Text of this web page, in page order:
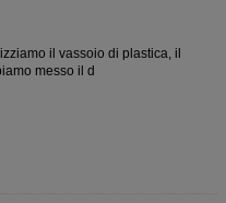
il vassoio di plastica, il
messo il d